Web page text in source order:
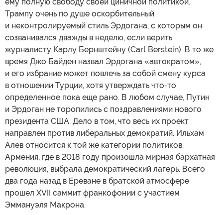
Трампу очень по душе оскорбительный
и неконтролируемый стиль Эрдогана, с которым он
созванивался дважды в неделю, если верить
журналисту Карлу Бернштейну (Carl Berstein). В то же
время Джо Байден назвал Эрдогана «автократом»,
и его избрание может повлечь за собой смену курса
в отношении Турции, хотя утверждать что-то
определенное пока еще рано. В любом случае, Путин
и Эрдоган не торопились с поздравлениями нового
президента США. Дело в том, что весь их проект
направлен против либеральных демократий. Ильхам
Алев относится к той же категории политиков.
Армения, где в 2018 году произошла мирная бархатная
революция, выбрала демократический лагерь. Всего
два года назад в Ереване в братской атмосфере
прошел XVII саммит франкофонии с участием
Эммануэля Макрона.